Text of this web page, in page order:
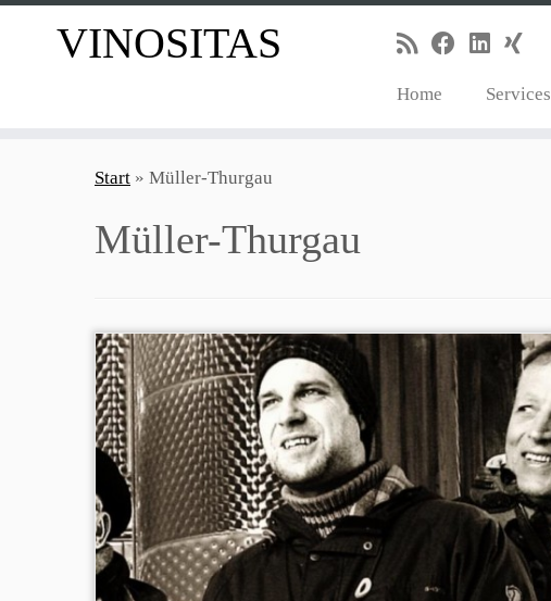
VINOSITAS
Home Services
Start » Müller-Thurgau
Müller-Thurgau